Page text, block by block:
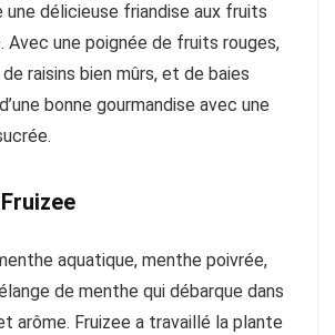
une délicieuse friandise aux fruits
Avec une poignée de fruits rouges,
raisins bien mûrs, et de baies
bonne gourmandise avec une
aquatique, menthe poivrée,
de menthe qui débarque dans
arôme. Fruizee a travaillé la plante